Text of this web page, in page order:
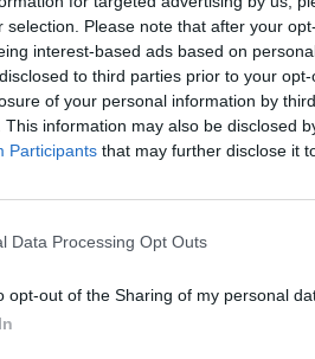
selection. Please note that after your
interest-based ads based on
to third parties prior to your
of your personal information by
This information may also be disclosed
Participants that may further disclose it
Data Processing Opt Outs
opt-out of the Sharing of my personal
esést követően ma stagnál
szinteken tartózkodik. Az
kamatdöntés előtti
miszerint a dollár
való félelem a világ
negatív hatással van
elemzője. A piac magas
is, állítja Mark O'Bryrne, a